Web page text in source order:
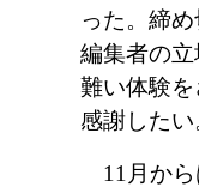
った。締
編集者の
難い体験
感謝したい
11月から